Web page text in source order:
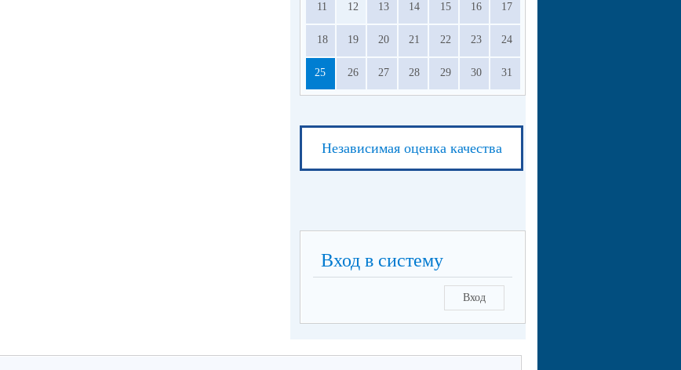
11 12 13 14 15 16 17
18 19 20 21 22 23 24
25 26 27 28 29 30 31
Независимая оценка качества
Вход в систему
Вход